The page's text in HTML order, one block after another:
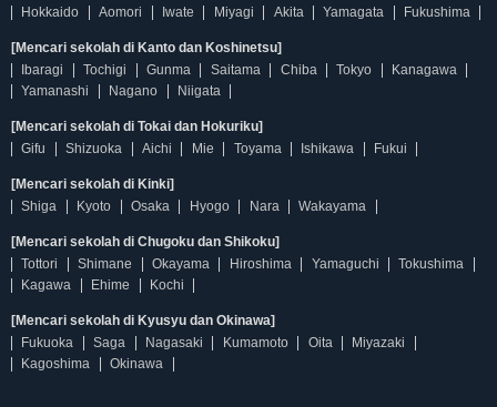
Hokkaido
Aomori Iwate Miyagi Akita Yamagata Fukushima
[Mencari sekolah di Kanto dan Koshinetsu]
Ibaragi
Tochigi Gunma Saitama Chiba Tokyo
Kanagawa
Yamanashi
Nagano Niigata
[Mencari sekolah di Tokai dan Hokuriku]
Gifu
Shizuoka Aichi Mie Toyama Ishikawa Fukui
[Mencari sekolah di Kinki]
Shiga
Kyoto Osaka Hyogo Nara Wakayama
[Mencari sekolah di Chugoku dan Shikoku]
Tottori
Shimane Okayama Hiroshima Yamaguchi
Tokushima
Kagawa
Ehime Kochi
[Mencari sekolah di Kyusyu dan Okinawa]
Fukuoka
Saga Nagasaki Kumamoto Oita
Miyazaki
Kagoshima
Okinawa